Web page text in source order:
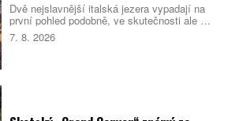
Dvě nejslavnější italská jezera vypadají na
první pohled podobně, ve skutečnosti ale cílí
na jiné cestovatele. Como staví na eleganci,
vilách a klidnější atmosféře. Garda je větší,
7. 8. 2026